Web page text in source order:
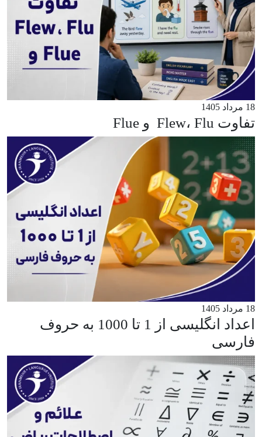
18 مرداد 1405
تفاوت Flew، Flu و Flue
18 مرداد 1405
اعداد انگلیسی از 1 تا 1000 به حروف
فارسی